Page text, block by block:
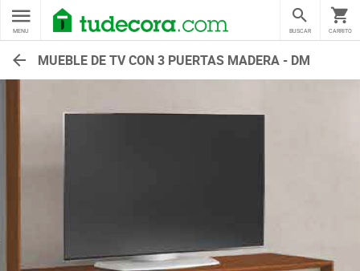
MENU CARRITO
BUSCAR
MUEBLE DE TV CON 3 PUERTAS MADERA - DM